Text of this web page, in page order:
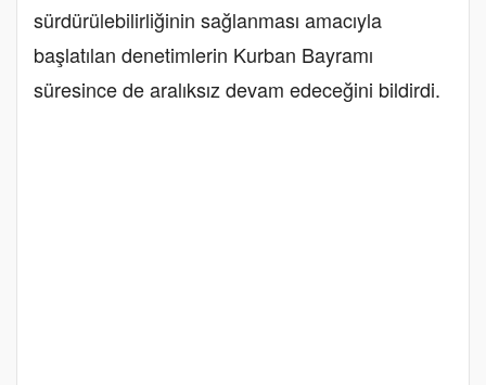
sürdürülebilirliğinin sağlanması amacıyla
başlatılan denetimlerin Kurban Bayramı
süresince de aralıksız devam edeceğini bildirdi.